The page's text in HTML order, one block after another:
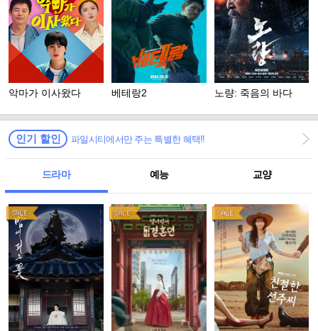
악마가 이사왔다 베테랑2 노량: 죽음의 바다
인기 할인 파일시티에서만 주는 특별한 혜택!!
드라마 예능 교양